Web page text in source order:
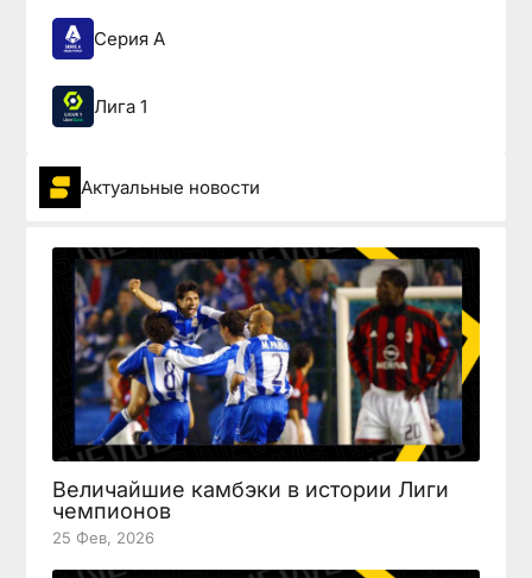
Серия А
Лига 1
Актуальные новости
Величайшие камбэки в истории Лиги
чемпионов
25 Фев, 2026